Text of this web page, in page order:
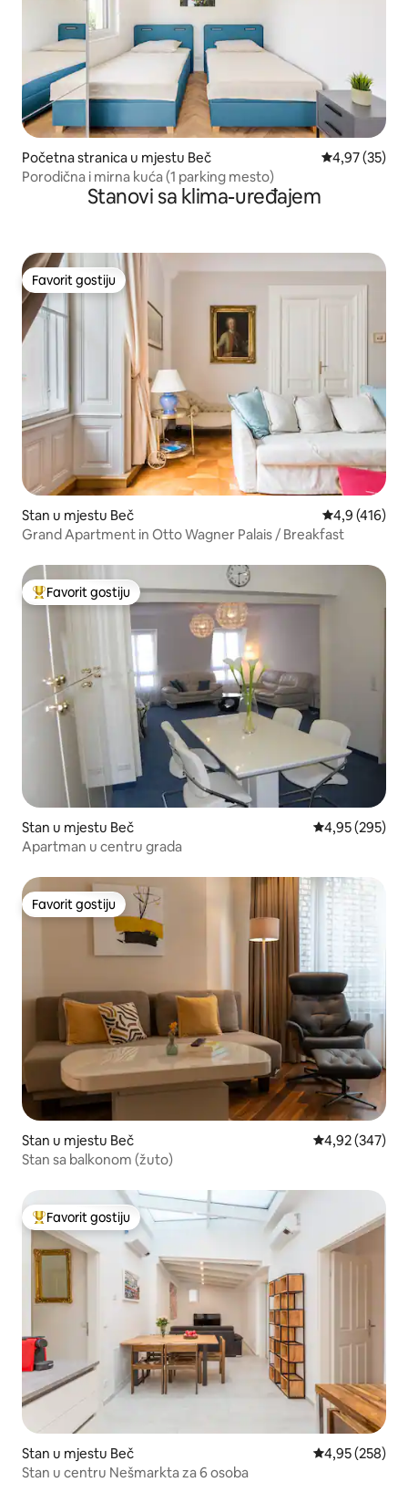
Početna stranica u mjestu Beč prosječna
4,97 (35)
Porodična i mirna kuća (1 parking mesto)
Stanovi sa klima-uređajem
Favorit gostiju
Favorit gostiju
Stan u mjestu Beč prosječna
4,9 (416)
Grand Apartment in Otto Wagner Palais / Breakfast
Glavni favorit gostiju
Favorit gostiju
Stan u mjestu Beč prosječna
4,95 (295)
Apartman u centru grada
Favorit gostiju
Favorit gostiju
Stan u mjestu Beč prosječna
4,92 (347)
Stan sa balkonom (žuto)
Glavni favorit gostiju
Favorit gostiju
Stan u mjestu Beč prosječna
4,95 (258)
Stan u centru Nešmarkta za 6 osoba